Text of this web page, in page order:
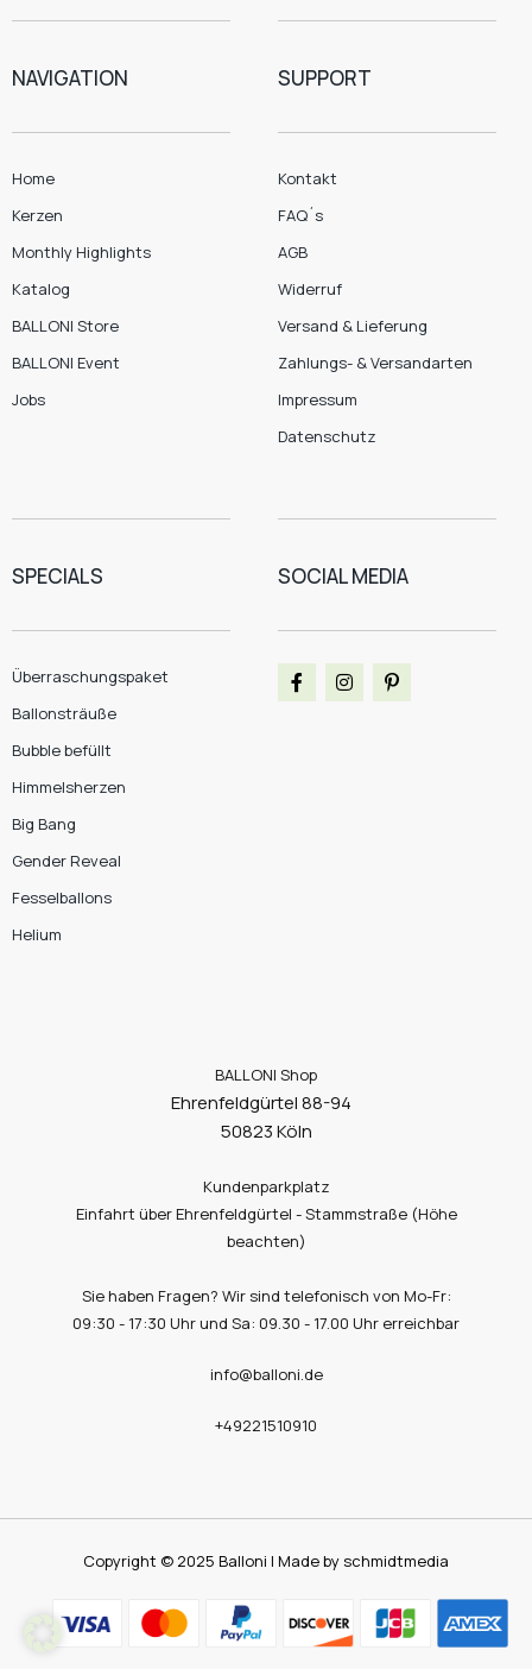
NAVIGATION
Home
Kerzen
Monthly Highlights
Katalog
BALLONI Store
BALLONI Event
Jobs
SUPPORT
Kontakt
FAQ´s
AGB
Widerruf
Versand & Lieferung
Zahlungs- & Versandarten
Impressum
Datenschutz
SPECIALS
Überraschungspaket
Ballonsträuße
Bubble befüllt
Himmelsherzen
Big Bang
Gender Reveal
Fesselballons
Helium
SOCIAL MEDIA
BALLONI Shop
Ehrenfeldgürtel 88-94
50823 Köln
Kundenparkplatz
Einfahrt über Ehrenfeldgürtel - Stammstraße (Höhe
beachten)
Sie haben Fragen? Wir sind telefonisch von Mo-Fr:
09:30 - 17:30 Uhr und Sa: 09.30 - 17.00 Uhr erreichbar
info@balloni.de
+49221510910
Copyright © 2025 Balloni | Made by schmidtmedia